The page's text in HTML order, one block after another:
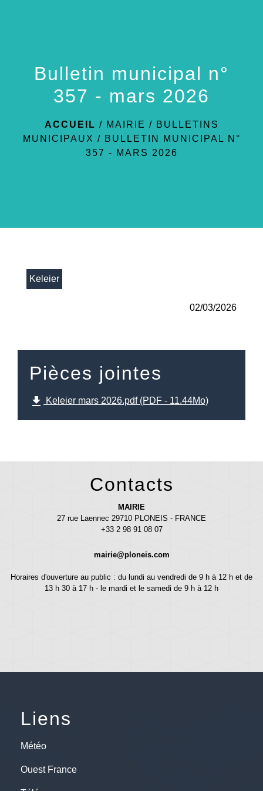
Bulletin municipal n°
357 - mars 2026
ACCUEIL / MAIRIE / BULLETINS
MUNICIPAUX / BULLETIN MUNICIPAL N°
357 - MARS 2026
Keleier
02/03/2026
Pièces jointes
file_download Keleier mars 2026.pdf (PDF - 11.44Mo)
Contacts
MAIRIE
27 rue Laennec 29710 PLONEIS - FRANCE
+33 2 98 91 08 07
mairie@ploneis.com
Horaires d'ouverture au public : du lundi au vendredi de 9 h à 12 h et de
13 h 30 à 17 h - le mardi et le samedi de 9 h à 12 h
Liens
Météo
Ouest France